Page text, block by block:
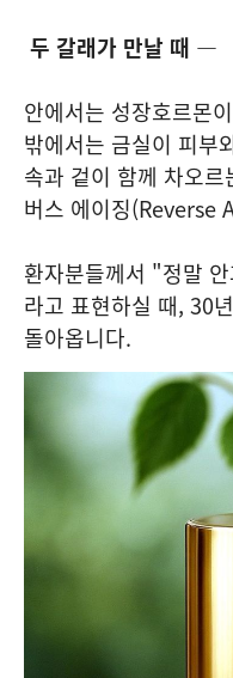
두 갈래가 만날 때 —
안에서는 성장호르몬
밖에서는 금실이 피부
속과 겉이 함께 차오
버스 에이징(Reverse
환자분들께서 "정말
라고 표현하실 때, 30
돌아옵니다.